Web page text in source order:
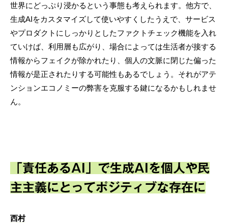
世界にどっぷり浸かるという事態も考えられます。他方で、
生成AIをカスタマイズして使いやすくしたうえで、サービス
やプロダクトにしっかりとしたファクトチェック機能を入れ
ていけば、利用層も広がり、場合によっては生活者が接する
情報からフェイクが除かれたり、個人の文脈に閉じた偏った
情報が是正されたりする可能性もあるでしょう。それがアテ
ンションエコノミーの弊害を克服する鍵になるかもしれませ
ん。
「責任あるAI」で生成AIを個人や民
主主義にとってポジティブな存在に
西村